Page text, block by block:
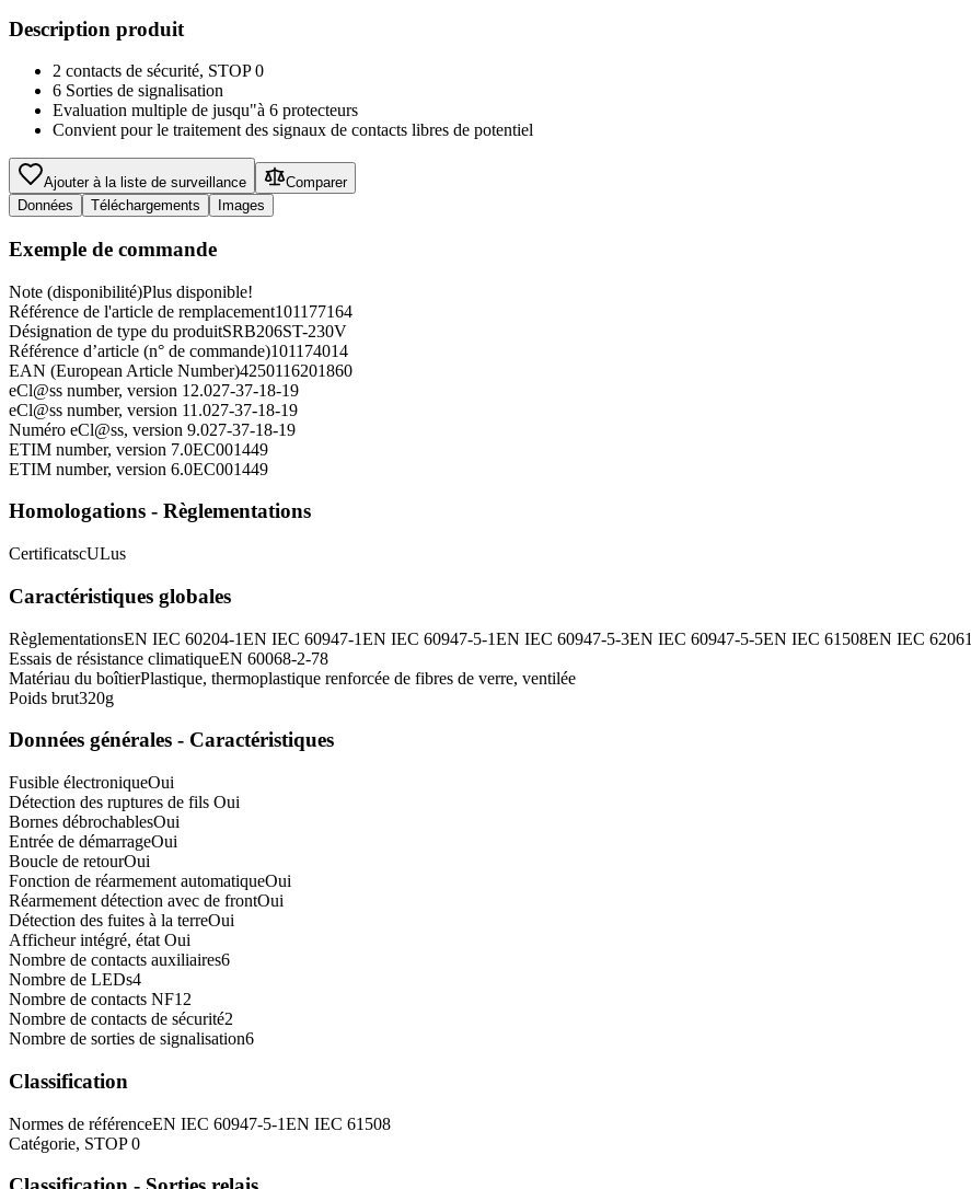
Description produit
2 contacts de sécurité, STOP 0
6 Sorties de signalisation
Evaluation multiple de jusqu"à 6 protecteurs
Convient pour le traitement des signaux de contacts libres de potentiel
Ajouter à la liste de surveillance
Comparer
Données
Téléchargements Images
Exemple de commande
Note (disponibilité)Plus disponible!
Référence de l'article de remplacement101177164
Désignation de type du produitSRB206ST-230V
Référence d’article (n° de commande)101174014
EAN (European Article Number)4250116201860
eCl@ss number, version 12.027-37-18-19
eCl@ss number, version 11.027-37-18-19
Numéro eCl@ss, version 9.027-37-18-19
ETIM number, version 7.0EC001449
ETIM number, version 6.0EC001449
Homologations - Règlementations
CertificatscULus
Caractéristiques globales
RèglementationsEN IEC 60204-1EN IEC 60947-1EN IEC 60947-5-1EN IEC 60947-5-3EN IEC 60947-5-5EN IEC 61508EN IEC 62061
Essais de résistance climatiqueEN 60068-2-78
Matériau du boîtierPlastique, thermoplastique renforcée de fibres de verre, ventilée
Poids brut320g
Données générales - Caractéristiques
Fusible électroniqueOui
Détection des ruptures de fils Oui
Bornes débrochablesOui
Entrée de démarrageOui
Boucle de retourOui
Fonction de réarmement automatiqueOui
Réarmement détection avec de frontOui
Détection des fuites à la terreOui
Afficheur intégré, état Oui
Nombre de contacts auxiliaires6
Nombre de LEDs4
Nombre de contacts NF12
Nombre de contacts de sécurité2
Nombre de sorties de signalisation6
Classification
Normes de référenceEN IEC 60947-5-1EN IEC 61508
Catégorie, STOP0